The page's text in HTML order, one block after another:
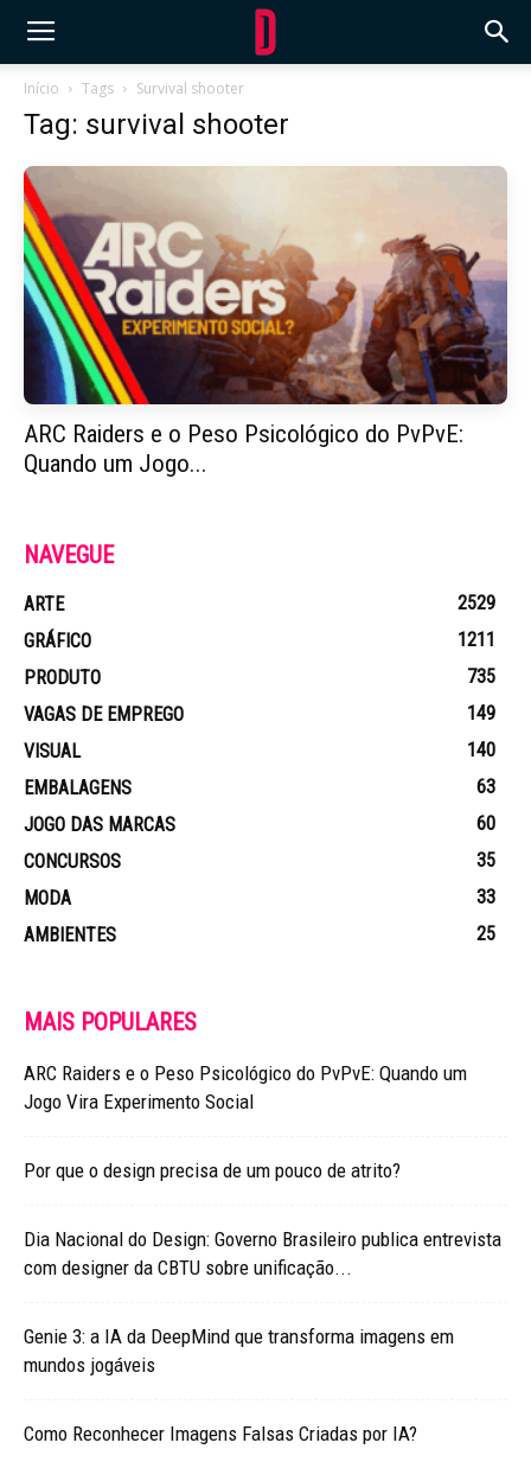
Início Tags Survival shooter
Tag: survival shooter
ARC Raiders e o Peso Psicológico do PvPvE:
Quando um Jogo...
NAVEGUE
ARTE
2529
GRÁFICO
1211
PRODUTO
735
VAGAS DE EMPREGO
149
VISUAL
140
EMBALAGENS
63
JOGO DAS MARCAS
60
CONCURSOS
35
MODA
33
AMBIENTES
25
MAIS POPULARES
ARC Raiders e o Peso Psicológico do PvPvE: Quando um
Jogo Vira Experimento Social
Por que o design precisa de um pouco de atrito?
Dia Nacional do Design: Governo Brasileiro publica entrevista
com designer da CBTU sobre unificação...
Genie 3: a IA da DeepMind que transforma imagens em
mundos jogáveis
Como Reconhecer Imagens Falsas Criadas por IA?